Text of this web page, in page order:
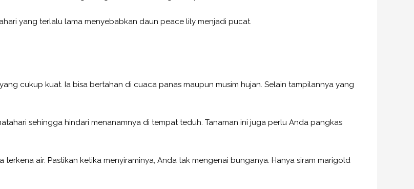
yang terlalu lama menyebabkan daun peace lily menjadi pucat.
cukup kuat. Ia bisa bertahan di cuaca panas maupun musim hujan. Selain tampilannya yang
sehingga hindari menanamnya di tempat teduh. Tanaman ini juga perlu Anda pangkas
air. Pastikan ketika menyiraminya, Anda tak mengenai bunganya. Hanya siram marigold